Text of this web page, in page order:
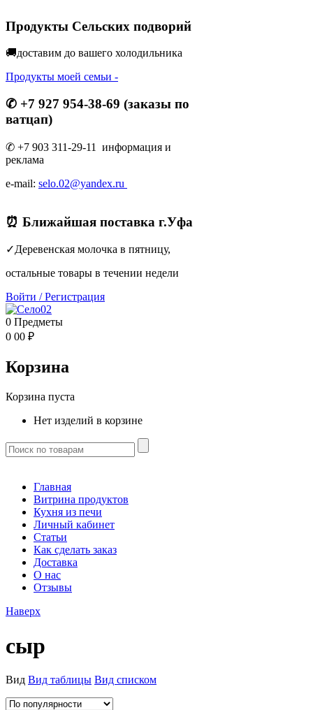
Продукты Сельских подворий
🚚доставим до вашего холодильника
Продукты моей семьи -
✆ +7 927 954-38-69 (заказы по
ватцап)
✆ +7 903 311-29-11 информация и
реклама
e-mail: selo.02@yandex.ru
⏰ Ближайшая поставка г.Уфа
✓Деревенская молочка в пятницу,
остальные товары в течении недели
Войти /Регистрация
0 Предметы
0 00 ₽
Корзина
Корзина пуста
Нет изделий в корзине
Главная
Витрина продуктов
Кухня из печи
Личный кабинет
Статьи
Как сделать заказ
Доставка
О нас
Отзывы
Наверх
сыр
Вид Вид таблицы Вид списком